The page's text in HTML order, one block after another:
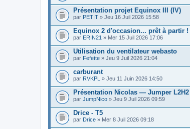
t
(
s
)
Présentation projet Equinox III (IV)
par PETIT » Jeu 16 Juil 2026 15:58
Equinox 2 d'occasion... prêt à partir !
par ERIN21 » Mer 15 Juil 2026 17:06
Utilisation du ventilateur webasto
par Fefette » Jeu 9 Juil 2026 21:04
carburant
par RVKPL » Jeu 11 Juin 2026 14:50
Présentation Nicolas — Jumper L2H2
par JumpNico » Jeu 9 Juil 2026 09:59
Drice - T5
par Drice » Mer 8 Juil 2026 09:18